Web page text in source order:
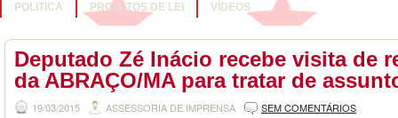
POLITICA PROJETOS DE LEI VÍDEOS
Deputado Zé Inácio recebe visita de
da ABRAÇO/MA para tratar de
19/03/2015 ASSESSORIA DE IMPRENSA SEM COMENTÁRIOS